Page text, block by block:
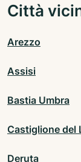
Città
Arezzo
Assisi
Bastia Umbra
Castiglione del
Deruta